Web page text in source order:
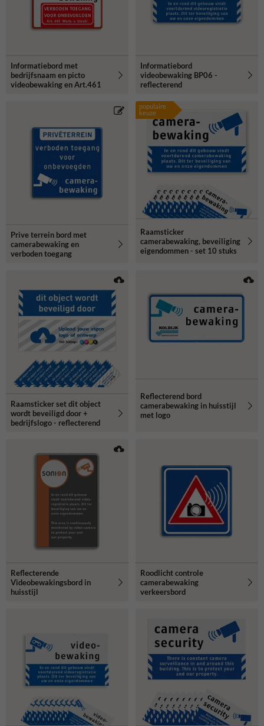
Informatiebord met
bedrijfsnaam en picto
videobewaking en Art.461
Informatiebord
videobewaking BP06 -
reflecterend
Prive terrein bord met
camerabewaking en
verboden toegang
populaire
keuze
Raamsticker
camerabewaking, beveiliging
eigendommen - set 10 stuks
Raamsticker set dit object
wordt beveiligd door +
bedrijfslogo - reflecterend
Reflecterend bord
camerabewaking in huisstijl
met logo
Reflecterende
Videobewakingsbord in
huisstijl
Roodlicht controle
camerabewaking
verkeersbord